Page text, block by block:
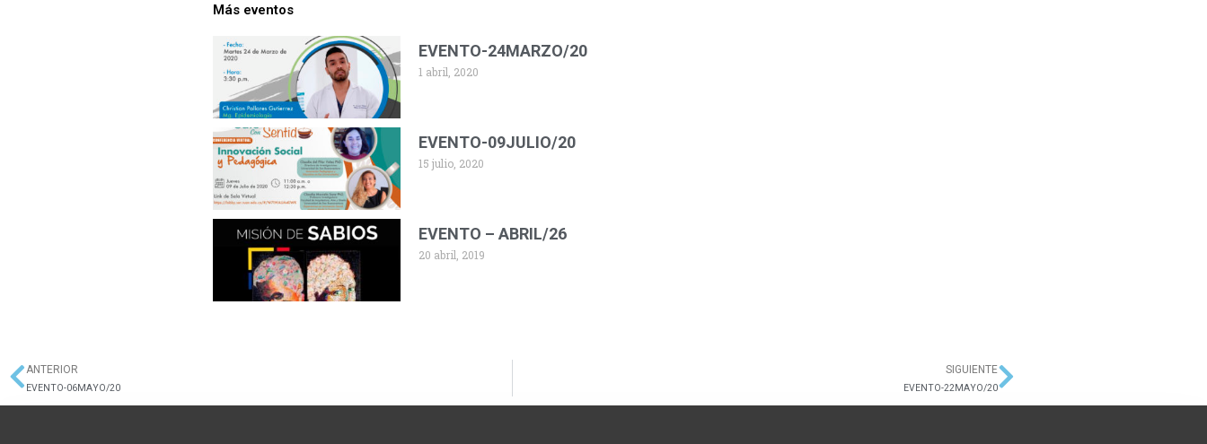
Más eventos
EVENTO-24MARZO/20
1 abril, 2020
EVENTO-09JULIO/20
15 julio, 2020
EVENTO – ABRIL/26
20 abril, 2019
Ant
ANTERIOR
EVENTO-06MAYO/20
SIGUIENTE
EVENTO-22MAYO/20Siguiente